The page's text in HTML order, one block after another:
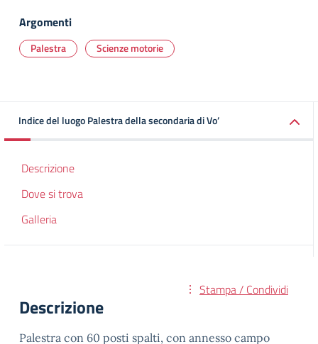
Argomenti
Palestra Scienze motorie
Indice del luogo Palestra della secondaria di Vo’
Descrizione
Dove si trova
Galleria
Stampa / Condividi
Descrizione
Palestra con 60 posti spalti, con annesso campo